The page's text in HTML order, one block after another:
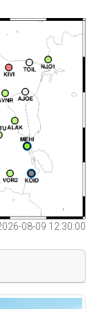
08-09 12:30:00